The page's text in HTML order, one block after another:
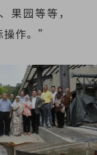
果园等等，
作。”